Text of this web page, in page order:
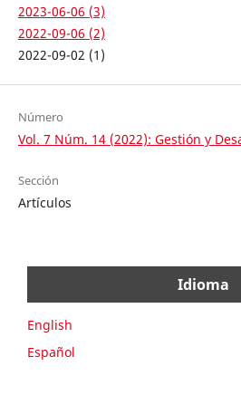
2023-06-06 (3)
2022-09-06 (2)
2022-09-02 (1)
Número
Vol. 7 Núm. 14 (2022): Gestión y
Sección
Artículos
Idioma
English
Español